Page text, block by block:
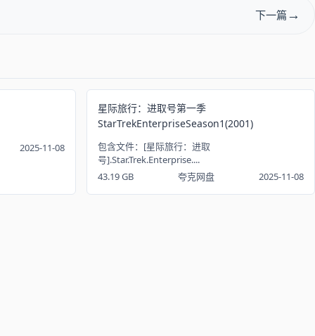
下一篇
2025-11-08
星际旅行：进取号第一季
StarTrekEnterpriseSeason1(2001)
包含文件：[星际旅行：进取
号].Star.Trek.Enterprise....
43.19 GB
夸克网盘 2025-11-08